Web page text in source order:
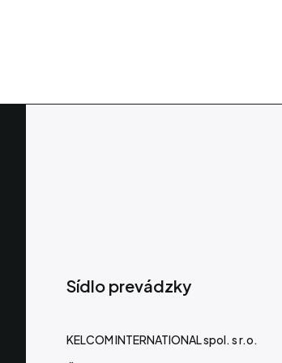
Sídlo prevádzky
KELCOM INTERNATIONAL spol. s r.o.